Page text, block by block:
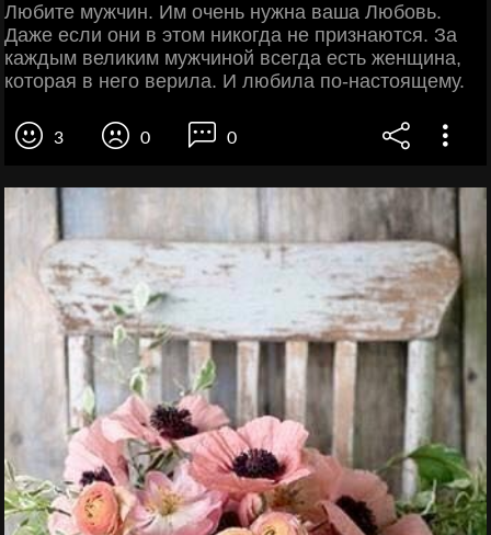
Любите мужчин. Им очень нужна ваша Любовь.
Даже если они в этом никогда не признаются. За
каждым великим мужчиной всегда есть женщина,
которая в него верила. И любила по-настоящему.
3 0 0